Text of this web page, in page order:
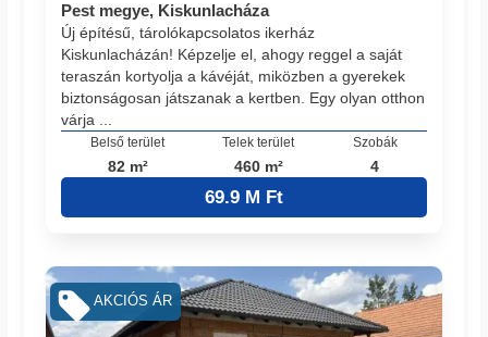
Pest megye, Kiskunlacháza
Új építésű, tárolókapcsolatos ikerház
Kiskunlacházán! Képzelje el, ahogy reggel a saját
teraszán kortyolja a kávéját, miközben a gyerekek
biztonságosan játszanak a kertben. Egy olyan otthon
várja ...
Belső terület
82 m²
Telek terület
460 m²
Szobák
4
69.9 M Ft
AKCIÓS ÁR